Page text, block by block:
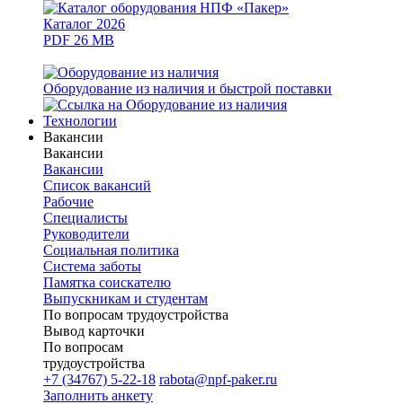
Каталог 2026
PDF 26 MB
Оборудование из наличия и быстрой поставки
Технологии
Вакансии
Вакансии
Вакансии
Список вакансий
Рабочие
Специалисты
Руководители
Cоциальная политика
Система заботы
Памятка соискателю
Выпускникам и студентам
По вопросам трудоустройства
Вывод карточки
По вопросам
трудоустройства
+7 (34767) 5-22-18 rabota@npf-paker.ru
Заполнить анкету